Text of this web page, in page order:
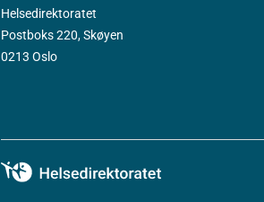
Helsedirektoratet
Postboks 220, Skøyen
0213 Oslo